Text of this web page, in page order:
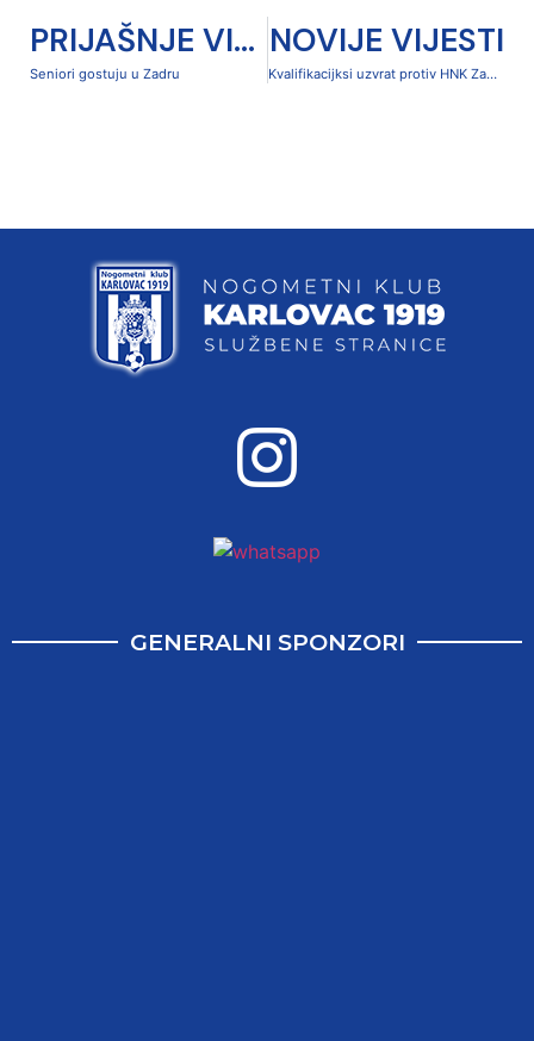
PRIJAŠNJE VIJESTI
Seniori gostuju u Zadru
NOVIJE VIJESTI
Kvalifikacijksi uzvrat protiv HNK Zadar
GENERALNI SPONZORI